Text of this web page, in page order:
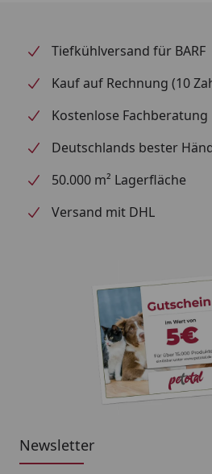
Tiefkühlversand für BARF
Kauf auf Rechnung (10
Kostenlose Fachberatung
Deutschlands bester
50.000 m² Lagerfläche
Versand mit DHL
Newsletter